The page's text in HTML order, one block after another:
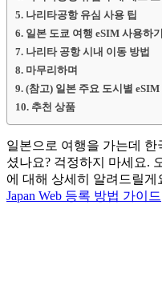
나리타공항 유심 사용 팁
일본 도쿄 여행 eSIM 사용하기
나리타 공항 시내 이동 방법
마무리하며
(참고) 일본 주요 도시별 eSIM
추천 상품
일본으로 여행을 가는데
셨나요? 걱정하지 마세요.
에 대해 상세히 알려드릴
Japan Web 등록 방법 가이드